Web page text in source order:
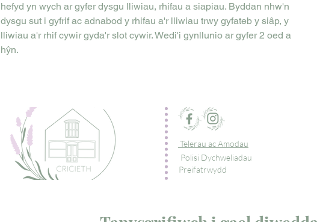
hefyd yn wych ar gyfer dysgu lliwiau, rhifau a siapiau. Byddan nhw'n
dysgu sut i gyfrif ac adnabod y rhifau a'r lliwiau trwy gyfateb y siâp, y
lliwiau a'r rhif cywir gyda'r slot cywir. Wedi'i gynllunio ar gyfer 2 oed a
hŷn.
Telerau ac Amodau
Polisi Dychweliadau
Preifatrwydd